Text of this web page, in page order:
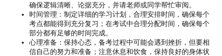
确保逻辑清晰、论据充分，并请老师或同学帮忙审阅。
时间管理：制定详细的学习计划，合理安排时间，确保每个
考点都能得到充分复习；在考试中合理分配时间，确保每个
部分都有足够的时间完成。
心理准备：保持心态，备考过程中可能会遇到挫折，但要相
信自己的努力和准备；注意休息和饮食，保持良好的身体状